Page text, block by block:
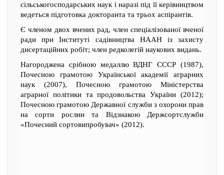
сільськогосподарських наук і наразі під її керівництвом
ведеться підготовка докторанта та трьох аспірантів.
Є членом двох вчених рад, член спеціалізованої вченої
ради при Інституті садівництва НААН із захисту
дисертаційних робіт; член редколегій наукових видань.
Нагороджена срібною медаллю ВДНГ СССР (1987),
Почесною грамотою Української академії аграрних
наук (2007), Почесною грамотою Міністерства
аграрної політики та продовольства України (2012);
Почесною грамотою Державної служби з охорони прав
на сорти рослин та Відзнакою Держсортслужби
«Почесний сортовипробувач» (2012).